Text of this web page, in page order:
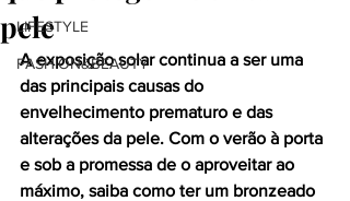
LIFESTYLE
FASHION&BEAUTY
pele
A exposição solar continua a ser uma
das principais causas do
envelhecimento prematuro e das
alterações da pele. Com o verão à porta
e sob a promessa de o aproveitar ao
máximo, saiba como ter um bronzeado